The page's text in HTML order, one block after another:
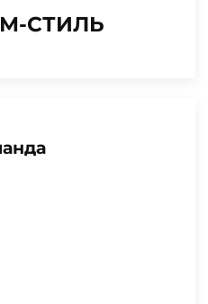
СТИЛЬ